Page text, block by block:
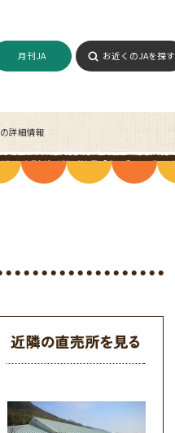
月刊JA お近くのJAを探す
詳細情報